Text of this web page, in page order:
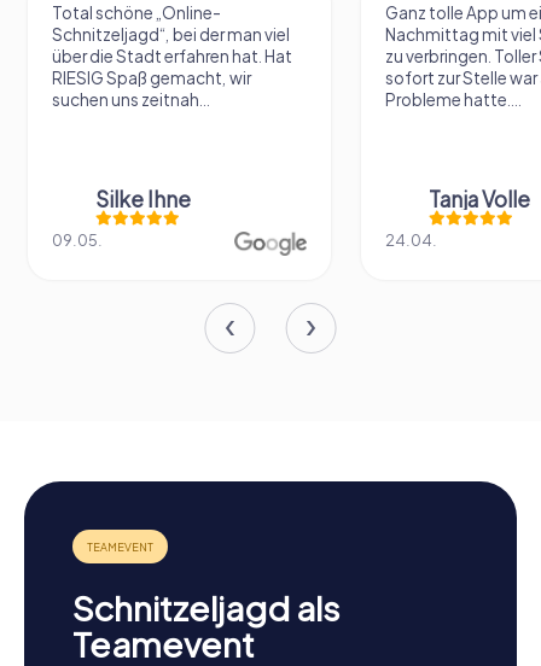
Total schöne „Online-
Schnitzeljagd“, bei der man viel
über die Stadt erfahren hat. Hat
RIESIG Spaß gemacht, wir
suchen uns zeitnah...
Silke Ihne
09.05.
Ganz tolle App um
Nachmittag mit viel
zu verbringen.
sofort zur Stelle war
Probleme hatte....
Tanja Volle
24.04.
Schnitzeljagd als
Teamevent